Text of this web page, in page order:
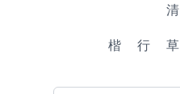
清
楷
行 草